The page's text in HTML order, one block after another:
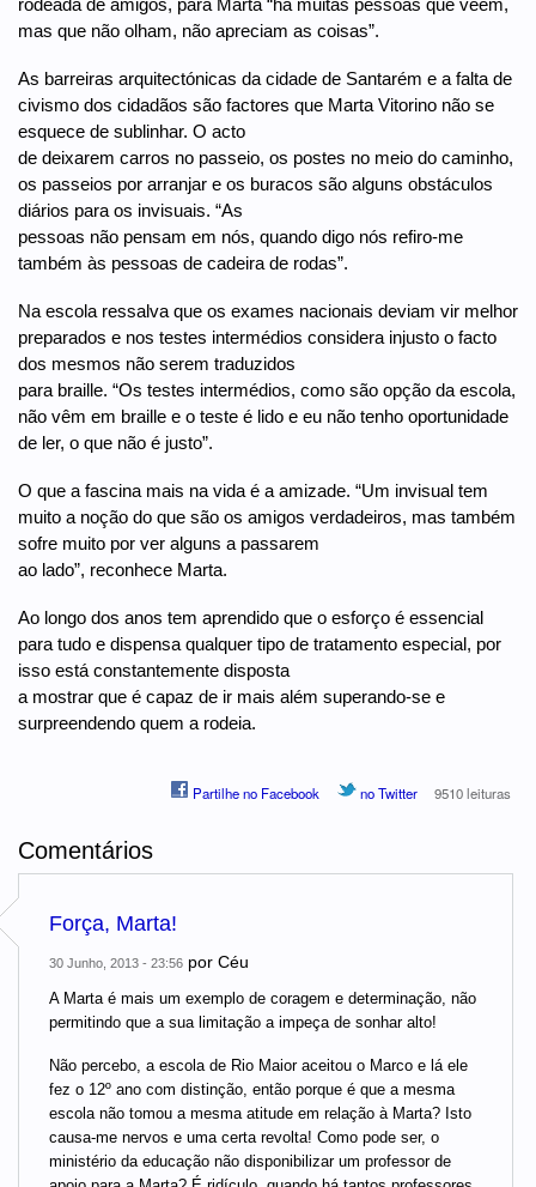
rodeada de amigos, para Marta “há muitas pessoas que vêem,
mas que não olham, não apreciam as coisas”.
As barreiras arquitectónicas da cidade de Santarém e a falta de
civismo dos cidadãos são factores que Marta Vitorino não se
esquece de sublinhar. O acto
de deixarem carros no passeio, os postes no meio do caminho,
os passeios por arranjar e os buracos são alguns obstáculos
diários para os invisuais. “As
pessoas não pensam em nós, quando digo nós refiro-me
também às pessoas de cadeira de rodas”.
Na escola ressalva que os exames nacionais deviam vir melhor
preparados e nos testes intermédios considera injusto o facto
dos mesmos não serem traduzidos
para braille. “Os testes intermédios, como são opção da escola,
não vêm em braille e o teste é lido e eu não tenho oportunidade
de ler, o que não é justo”.
O que a fascina mais na vida é a amizade. “Um invisual tem
muito a noção do que são os amigos verdadeiros, mas também
sofre muito por ver alguns a passarem
ao lado”, reconhece Marta.
Ao longo dos anos tem aprendido que o esforço é essencial
para tudo e dispensa qualquer tipo de tratamento especial, por
isso está constantemente disposta
a mostrar que é capaz de ir mais além superando-se e
surpreendendo quem a rodeia.
Partilhe no Facebook no Twitter 9510 leituras
Comentários
Força, Marta!
30 Junho, 2013 - 23:56 por Céu
A Marta é mais um exemplo de coragem e determinação, não
permitindo que a sua limitação a impeça de sonhar alto!
Não percebo, a escola de Rio Maior aceitou o Marco e lá ele
fez o 12º ano com distinção, então porque é que a mesma
escola não tomou a mesma atitude em relação à Marta? Isto
causa-me nervos e uma certa revolta! Como pode ser, o
ministério da educação não disponibilizar um professor de